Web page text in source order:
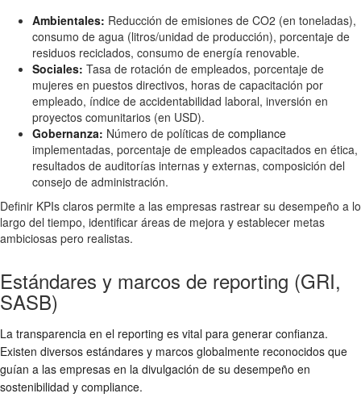
Ambientales: Reducción de emisiones de CO2 (en toneladas),
consumo de agua (litros/unidad de producción), porcentaje de
residuos reciclados, consumo de energía renovable.
Sociales: Tasa de rotación de empleados, porcentaje de
mujeres en puestos directivos, horas de capacitación por
empleado, índice de accidentabilidad laboral, inversión en
proyectos comunitarios (en USD).
Gobernanza: Número de políticas de compliance
implementadas, porcentaje de empleados capacitados en ética,
resultados de auditorías internas y externas, composición del
consejo de administración.
Definir KPIs claros permite a las empresas rastrear su desempeño a lo
largo del tiempo, identificar áreas de mejora y establecer metas
ambiciosas pero realistas.
Estándares y marcos de reporting (GRI,
SASB)
La transparencia en el reporting es vital para generar confianza.
Existen diversos estándares y marcos globalmente reconocidos que
guían a las empresas en la divulgación de su desempeño en
sostenibilidad y compliance.